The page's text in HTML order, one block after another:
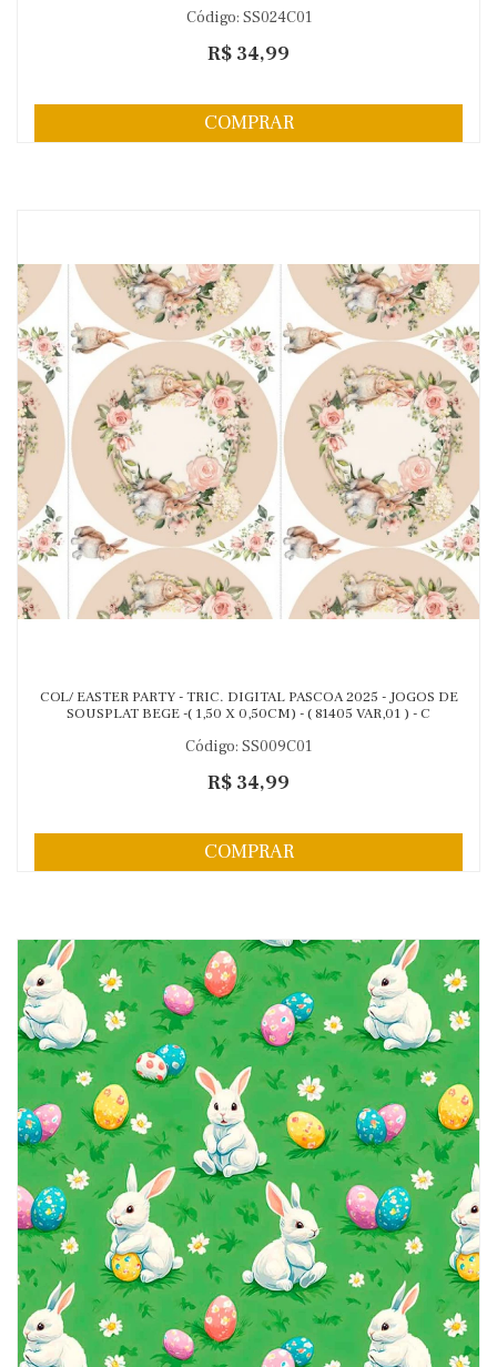
Código: SS024C01
R$ 34,99
COMPRAR
COL/ EASTER PARTY - TRIC. DIGITAL PASCOA 2025 - JOGOS DE
SOUSPLAT BEGE -( 1,50 X 0,50CM) - ( 81405 VAR,01 ) - C
Código: SS009C01
R$ 34,99
COMPRAR